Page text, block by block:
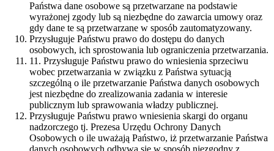
Państwa dane osobowe są przetwarzane na podstawie
wyrażonej zgody lub są niezbędne do zawarcia umowy oraz
gdy dane te są przetwarzane w sposób zautomatyzowany.
Przysługuje Państwu prawo do dostępu do danych
osobowych, ich sprostowania lub ograniczenia przetwarzania.
11. Przysługuje Państwu prawo do wniesienia sprzeciwu
wobec przetwarzania w związku z Państwa sytuacją
szczególną o ile przetwarzanie Państwa danych osobowych
jest niezbędne do zrealizowania zadania w interesie
publicznym lub sprawowania władzy publicznej.
Przysługuje Państwu prawo wniesienia skargi do organu
nadzorczego tj. Prezesa Urzędu Ochrony Danych
Osobowych o ile uważają Państwo, iż przetwarzanie Państwa
danych osobowych odbywa się w sposób niezgodny z